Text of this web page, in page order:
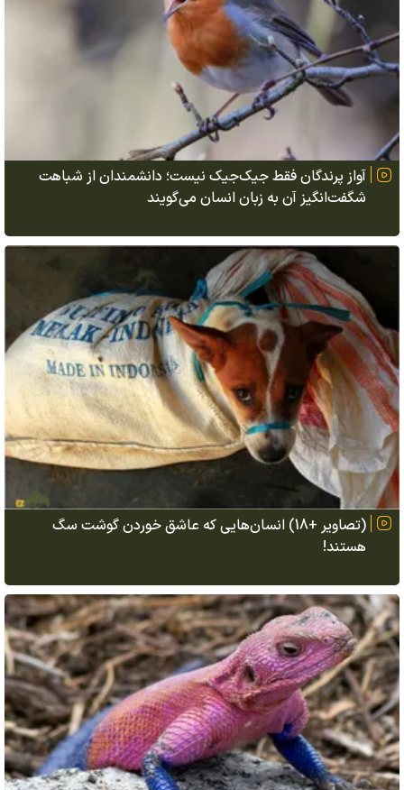
آواز پرندگان فقط جیک‌جیک نیست؛ دانشمندان از شباهت
شگفت‌انگیز آن به زبان انسان می‌گویند
(تصاویر +18) انسان‌هایی که عاشق خوردن گوشت سگ
هستند!